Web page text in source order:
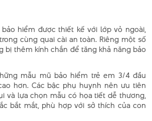
hiểm được thiết kế với lớp vỏ ngoài,
cùng quai cài an toàn. Riêng một số
bị thêm kính chắn để tăng khả năng bảo
mẫu mũ bảo hiểm trẻ em 3/4 đầu
hơn. Các bậc phụ huynh nên ưu tiên
và lựa chọn mẫu có họa tiết dễ thương,
bắt mắt, phù hợp với sở thích của con